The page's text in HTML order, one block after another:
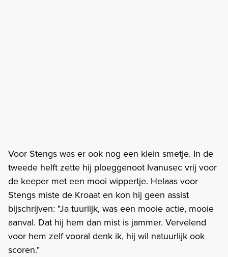
Voor Stengs was er ook nog een klein smetje. In de
tweede helft zette hij ploeggenoot Ivanusec vrij voor
de keeper met een mooi wippertje. Helaas voor
Stengs miste de Kroaat en kon hij geen assist
bijschrijven: "Ja tuurlijk, was een mooie actie, mooie
aanval. Dat hij hem dan mist is jammer. Vervelend
voor hem zelf vooral denk ik, hij wil natuurlijk ook
scoren."